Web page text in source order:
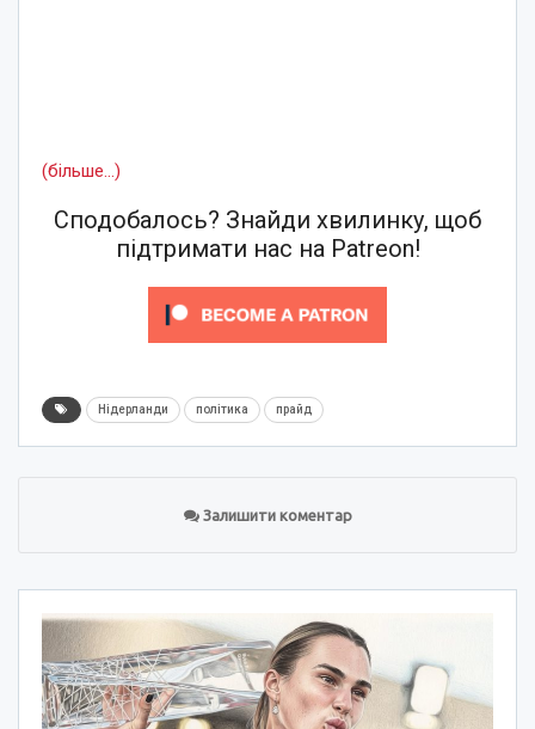
(більше…)
Сподобалось? Знайди хвилинку, щоб
підтримати нас на Patreon!
Нідерланди політика прайд
Залишити коментар